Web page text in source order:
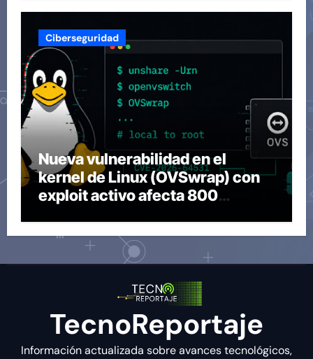
Ciberseguridad
Nueva vulnerabilidad en el
kernel de Linux (OVSwrap) con
exploit activo afecta 800
TecnoReportaje
Información actualizada sobre avances tecnológicos,